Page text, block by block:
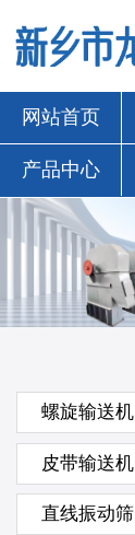
网站首页
产品中心
螺旋输送机
皮带输送机
直线振动筛